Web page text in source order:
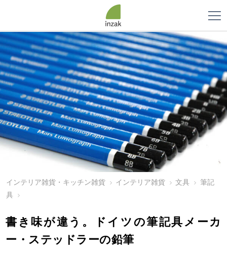
インテリア雑貨・キッチン雑貨 インテリア雑貨 文具
筆記
具
書き味が違う。ドイツの筆記具メーカ
ー・ステッドラーの鉛筆